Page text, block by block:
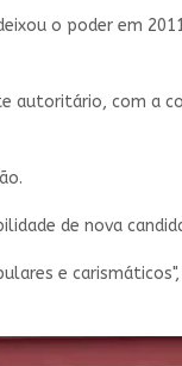
o poder em
com a
de nova
e